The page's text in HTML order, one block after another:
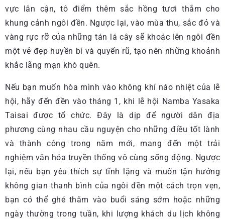
vực lân cận, tô điểm thêm sắc hồng tươi thắm cho
khung cảnh ngôi đền. Ngược lại, vào mùa thu, sắc đỏ và
vàng rực rỡ của những tán lá cây sẽ khoác lên ngôi đền
một vẻ đẹp huyền bí và quyến rũ, tạo nên những khoảnh
khắc lãng mạn khó quên.
Nếu bạn muốn hòa mình vào không khí náo nhiệt của lễ
hội, hãy đến đền vào tháng 1, khi lễ hội Namba Yasaka
Taisai được tổ chức. Đây là dịp để người dân địa
phương cùng nhau cầu nguyện cho những điều tốt lành
và thành công trong năm mới, mang đến một trải
nghiệm văn hóa truyền thống vô cùng sống động. Ngược
lại, nếu bạn yêu thích sự tĩnh lặng và muốn tận hưởng
không gian thanh bình của ngôi đền một cách trọn vẹn,
bạn có thể ghé thăm vào buổi sáng sớm hoặc những
ngày thường trong tuần, khi lượng khách du lịch không